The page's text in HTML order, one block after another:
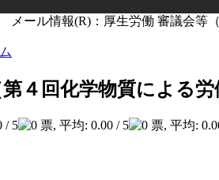
メール情報(R)：厚生労働 審議会等
４回化学物質による